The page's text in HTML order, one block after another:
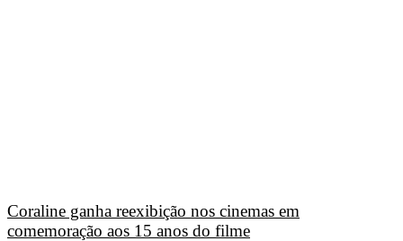
Coraline ganha reexibição nos cinemas em
comemoração aos 15 anos do filme